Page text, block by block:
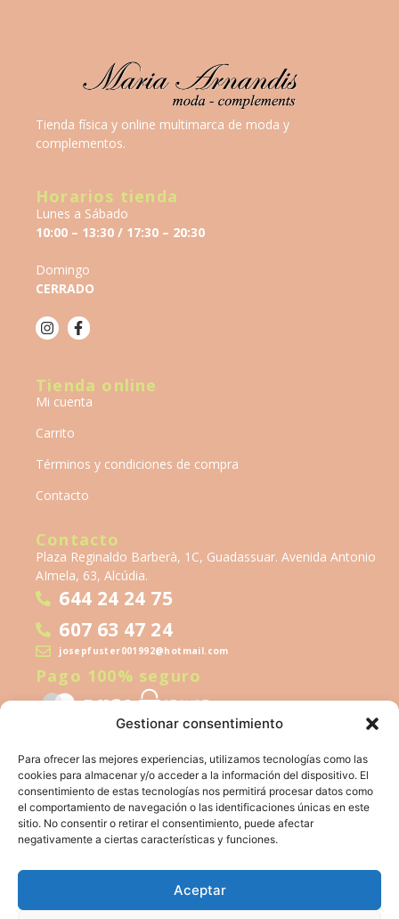
Gestionar consentimiento
Para ofrecer las mejores experiencias, utilizamos tecnologías como las
cookies para almacenar y/o acceder a la información del dispositivo. El
consentimiento de estas tecnologías nos permitirá procesar datos como
el comportamiento de navegación o las identificaciones únicas en este
sitio. No consentir o retirar el consentimiento, puede afectar
negativamente a ciertas características y funciones.
Aceptar
Tienda física y online multimarca de moda y
complementos.
Horarios tienda
Lunes a Sábado
10:00 – 13:30 / 17:30 – 20:30
Domingo
CERRADO
Tienda online
Mi cuenta
Carrito
Términos y condiciones de compra
Contacto
Contacto
Plaza Reginaldo Barberà, 1C, Guadassuar. Avenida Antonio
AImela, 63, Alcúdia.
644 24 24 75
607 63 47 24
josepfuster001992@hotmail.com
Pago 100% seguro
Financiado por la Unión Europea – NextGeneration EU